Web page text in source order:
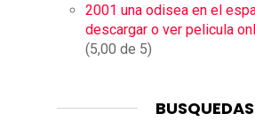
2001 una odisea en el
descargar o ver pelicula
(5,00 de 5)
BUSQUEDAS